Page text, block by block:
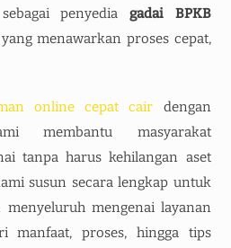
penyedia gadai BPKB
menawarkan proses cepat,
online cepat cair dengan
membantu masyarakat
tanpa harus kehilangan aset
susun secara lengkap untuk
menyeluruh mengenai layanan
manfaat, proses, hingga tips